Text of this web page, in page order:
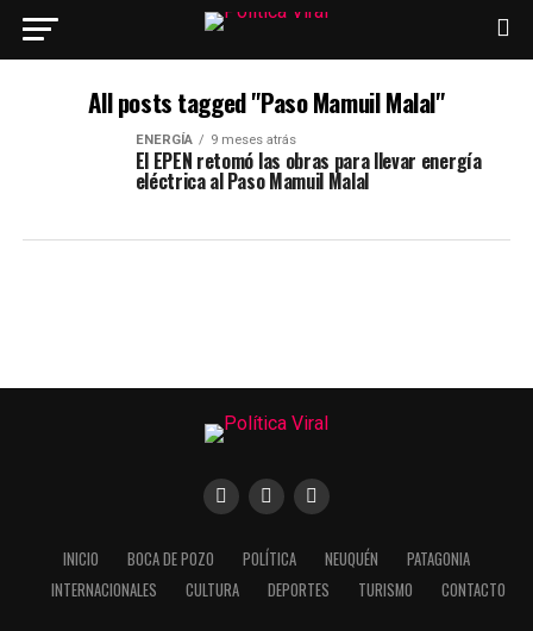
All posts tagged "Paso Mamuil Malal"
ENERGÍA 9 meses atrás
El EPEN retomó las obras para llevar energía
eléctrica al Paso Mamuil Malal
INICIO BOCA DE POZO POLÍTICA NEUQUÉN
PATAGONIA
INTERNACIONALES
CULTURA DEPORTES TURISMO CONTACTO